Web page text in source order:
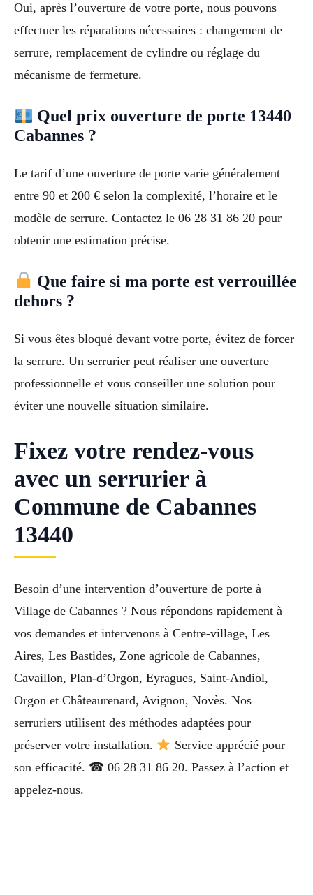
Oui, après l’ouverture de votre porte, nous pouvons
effectuer les réparations nécessaires : changement de
serrure, remplacement de cylindre ou réglage du
mécanisme de fermeture.
Quel prix ouverture de porte 13440
Cabannes ?
Le tarif d’une ouverture de porte varie généralement
entre 90 et 200 € selon la complexité, l’horaire et le
modèle de serrure. Contactez le 06 28 31 86 20 pour
obtenir une estimation précise.
Que faire si ma porte est verrouillée
dehors ?
Si vous êtes bloqué devant votre porte, évitez de forcer
la serrure. Un serrurier peut réaliser une ouverture
professionnelle et vous conseiller une solution pour
éviter une nouvelle situation similaire.
Fixez votre rendez-vous
avec un serrurier à
Commune de Cabannes
13440
Besoin d’une intervention d’ouverture de porte à
Village de Cabannes ? Nous répondons rapidement à
vos demandes et intervenons à Centre-village, Les
Aires, Les Bastides, Zone agricole de Cabannes,
Cavaillon, Plan-d’Orgon, Eyragues, Saint-Andiol,
Orgon et Châteaurenard, Avignon, Novès. Nos
serruriers utilisent des méthodes adaptées pour
préserver votre installation.
Service apprécié pour
son efficacité. ☎ 06 28 31 86 20. Passez à l’action et
appelez-nous.